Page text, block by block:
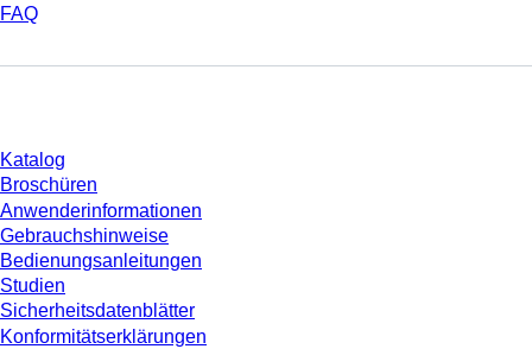
FAQ
Katalog
Broschüren
Anwenderinformationen
Gebrauchshinweise
Bedienungsanleitungen
Studien
Sicherheitsdatenblätter
Konformitätserklärungen